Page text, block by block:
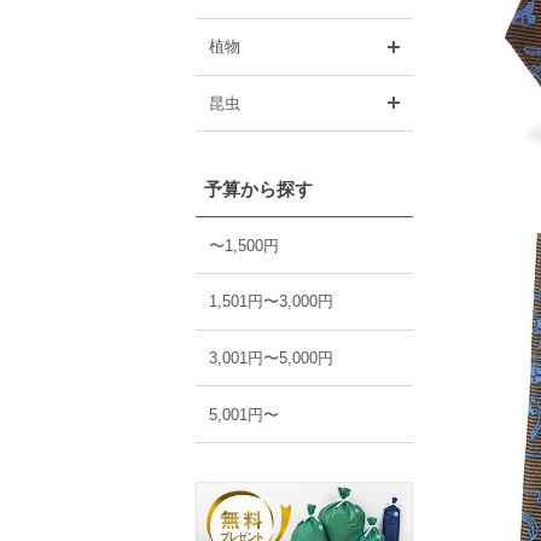
植物
昆虫
予算から探す
〜1,500円
1,501円〜3,000円
3,001円〜5,000円
5,001円〜